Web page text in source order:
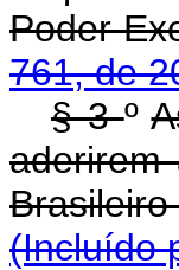
Poder
761, de
§ 3º
aderirem
(Incluído